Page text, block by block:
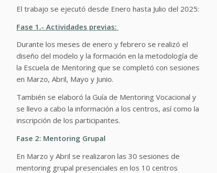
El trabajo se ejecutó desde Enero hasta Julio del 2025:
Fase 1.- Actividades previas:
Durante los meses de enero y febrero se realizó el
diseño del modelo y la formación en la metodología de
la Escuela de Mentoring que se completó con sesiones
en Marzo, Abril, Mayo y Junio.
También se elaboró la Guía de Mentoring Vocacional y
se llevo a cabo la información a los centros, así como la
inscripción de los participantes.
Fase 2: Mentoring Grupal
En Marzo y Abril se realizaron las 30 sesiones de
mentoring grupal presenciales en los 10 centros